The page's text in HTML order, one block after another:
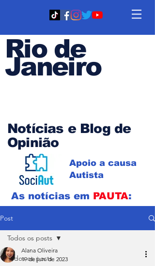
Rio de
Janeiro
Notícias e Blog de
Opinião
Apoio a causa
Autista
As notícias em PAUTA:
Post
Todos os posts
Todos os posts
Alana Oliveira
19 de jun. de 2023